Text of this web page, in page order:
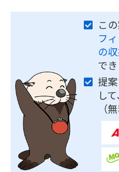
こ
フ
の
でき
提
し
（